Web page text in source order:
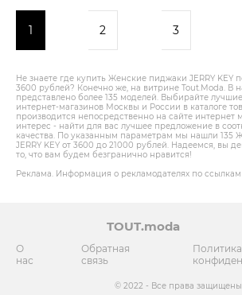
1 2 3
Не знаете где купить Женские пиджаки JERRY KEY
3600 рублей? Конечно же, на витрине Tout.Modа. В
представлено более 135 моделей. Выбирайте
интернет-магазинов Москвы и России в каталоге
производится непосредственно на сайте интернет
интерес - найти для вас лучшее предложение в
качества. По указанным параметрам мы нашли 135
JERRY KEY от 3600 до 21000 рублей. Надеемся, вы
то, что вам будем безгранично нравится!
Реклама. Информация о рекламодателях по ссылкам
TOUT.moda
О
нас
Обратная
связь
Политика
© 2022 - Все права защищены